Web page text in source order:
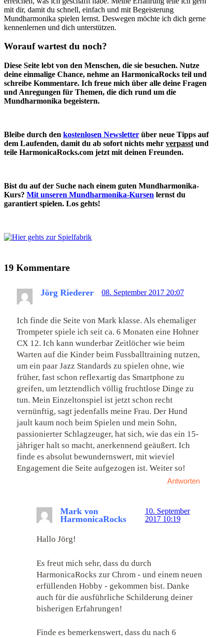
mit dir, damit du schnell, einfach und mit Begeisterung
Mundharmonika spielen lernst. Deswegen möchte ich dich gerne
kennenlernen und dich unterstützen.
Worauf wartest du noch?
Diese Seite lebt von den Menschen, die sie besuchen. Nutze
deine einmalige Chance, nehme an HarmonicaRocks teil und
schreibe Kommentare. Ich freue mich über alle deine Fragen
und Anregungen für Themen, die dich rund um die
Mundharmonika begeistern.
Bleibe durch den kostenlosen Newsletter über neue Tipps auf
dem Laufenden, damit du ab sofort nichts mehr verpasst und
teile HarmonicaRocks.com jetzt mit deinen Freunden.
Bist du auf der Suche nach einem guten Mundharmonika-
Kurs? Mit unseren Mundharmonika-Kursen lernst du
garantiert spielen. Los gehts!
19 Kommentare
Jörg Riederer 08. September 2017 20:07
Ich finde die Seite von Mark klasse. Als ehemaliger
Trompeter spiele ich seit ca. 6 Monaten eine Hohner
CX 12. Ich kann wunderbar Zeitlöcher wie beim
Warten auf die Kinder beim Fussballtraining nutzen,
um ein paar Jazz Standards zu spielen ohne, wie
früher, fast schon reflexartig das Smartphone zu
greifen, um letztendlich völlig fruchtlose Dinge zu
tun. Mein Einzeltonspiel ist jetzt schon recht
vernünftig, sagt jedenfalls meine Frau. Der Hund
jault kaum noch beim Spielen und mein Sohn,
passionierter Schlagzeuger, hat sich, wie das ein 15-
jähriger halt so macht, anerkennend geäußert. Ich
finde es absolut bewundernswert, mit wieviel
Engagement die Seite aufgezogen ist. Weiter so!
Antworten
Mark von
HarmonicaRocks
10. September
2017 10:19
Hallo Jörg!
Es freut mich sehr, dass du durch
HarmonicaRocks zur Chrom - und einem neuen
erfüllenden Hobby - gekommen bist. Danke
auch für die ausführliche Schilderung deiner
bisherigen Erfahrungen!
Finde es bemerkenswert, dass du nach 6